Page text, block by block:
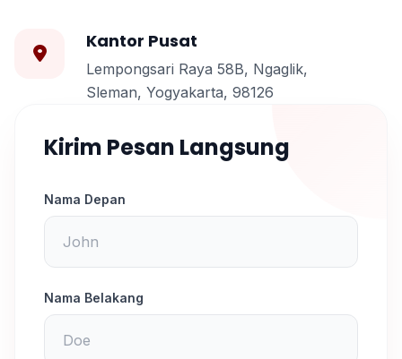
Kantor Pusat
Lempongsari Raya 58B, Ngaglik,
Sleman, Yogyakarta, 98126
Kirim Pesan Langsung
Nama Depan
Nama Belakang